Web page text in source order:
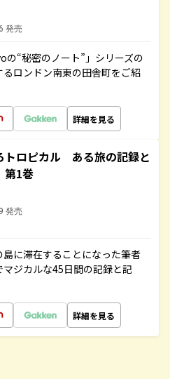
発売
の“秘密のノート”」シリーズの
ロンドン南東の田舎町をご紹
詳細を見る
トロピカル ある旅の記録と
1巻
発売
に滞在することになった筆者
ジカルな45日間の記録と記
詳細を見る